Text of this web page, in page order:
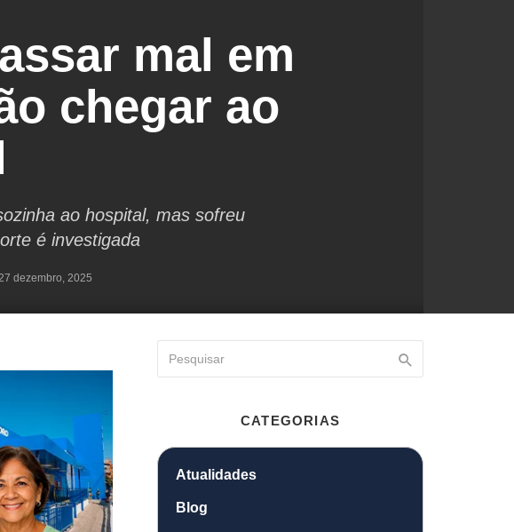
mal em
chegar ao
ao hospital, mas sofreu
é investigada
dezembro, 2025
CATEGORIAS
Atualidades
Blog